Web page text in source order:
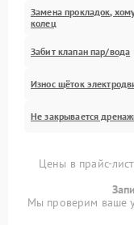
Замена прокладок,
колец
Забит клапан пар/вода
Износ щёток
Не закрывается
Цены в прайс-
Мы проверим ваше